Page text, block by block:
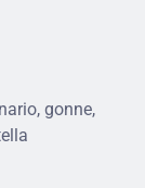
gonne,